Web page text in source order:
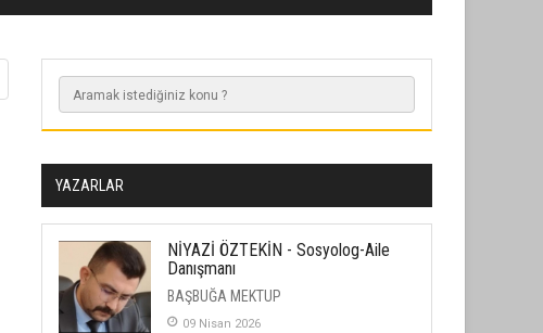
YAZARLAR
NİYAZİ ÖZTEKİN - Sosyolog-Aile
Danışmanı
BAŞBUĞA MEKTUP
09 Nisan 2026